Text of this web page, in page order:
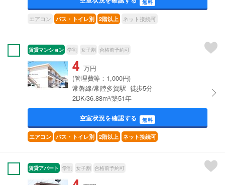
無料
エアコン バス・トイレ別 2階以上 ネット接続可
賃貸マンション 学割 女子割 合格前予約可
4 万円
(管理費等：1,000円)
常磐線/常陸多賀駅 徒歩5分
2DK/36.88m²/築51年
空室状況を確認する 無料
エアコン バス・トイレ別 2階以上 ネット接続可
賃貸アパート 学割 女子割 合格前予約可